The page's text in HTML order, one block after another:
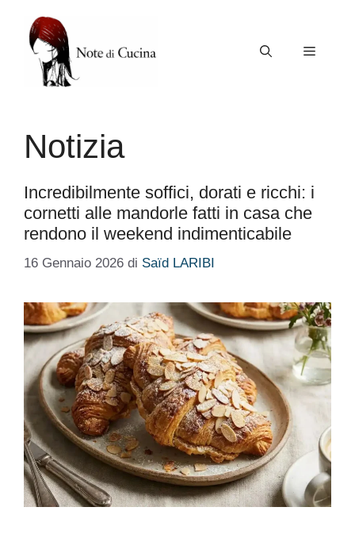
contenuto
Menu
Notizia
Incredibilmente soffici, dorati e ricchi: i
cornetti alle mandorle fatti in casa che
rendono il weekend indimenticabile
16 Gennaio 2026 di Saïd LARIBI